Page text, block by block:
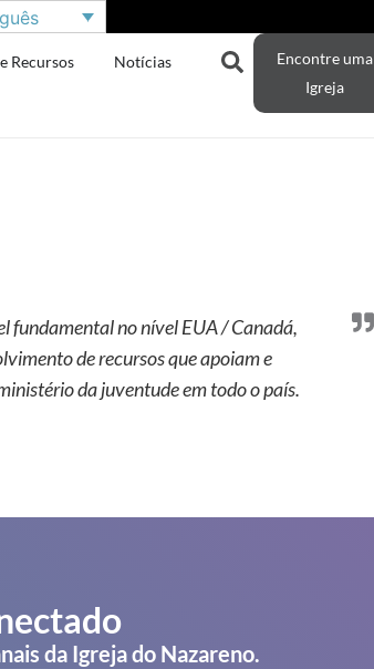
Recursos Notícias
Encontre uma
Igreja
fundamental no nível EUA / Canadá,
de recursos que apoiam e
da juventude em todo o país.
da Igreja do Nazareno.